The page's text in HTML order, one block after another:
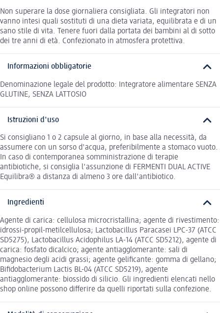
Non superare la dose giornaliera consigliata. Gli integratori non
vanno intesi quali sostituti di una dieta variata, equilibrata e di un
sano stile di vita. Tenere fuori dalla portata dei bambini al di sotto
dei tre anni di età. Confezionato in atmosfera protettiva.
Informazioni obbligatorie
Denominazione legale del prodotto: Integratore alimentare SENZA
GLUTINE, SENZA LATTOSIO
Istruzioni d'uso
Si consigliano 1 o 2 capsule al giorno, in base alla necessità, da
assumere con un sorso d'acqua, preferibilmente a stomaco vuoto.
In caso di contemporanea somministrazione di terapie
antibiotiche, si consiglia l'assunzione di FERMENTI DUAL ACTIVE
Equilibra® a distanza di almeno 3 ore dall'antibiotico.
Ingredienti
Agente di carica: cellulosa microcristallina; agente di rivestimento:
idrossi-propil-metilcellulosa; Lactobacillus Paracasei LPC-37 (ATCC
SD5275), Lactobacillus Acidophilus LA-14 (ATCC SD5212), agente di
carica: fosfato dicalcico; agente antiagglomerante: sali di
magnesio degli acidi grassi; agente gelificante: gomma di gellano;
Bifidobacterium Lactis BL-04 (ATCC SD5219), agente
antiagglomerante: biossido di silicio. Gli ingredienti elencati nello
shop online possono differire da quelli riportati sulla confezione.